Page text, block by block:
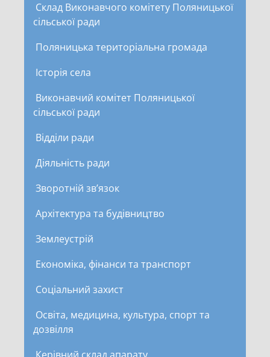
Склад Виконавчого комітету Поляницької
сільської ради
Поляницька територіальна громада
Історія села
Виконавчий комітет Поляницької
сільської ради
Відділи ради
Діяльність ради
Зворотній зв’язок
Архітектура та будівництво
Землеустрій
Економіка, фінанси та транспорт
Соціальний захист
Освіта, медицина, культура, спорт та
дозвілля